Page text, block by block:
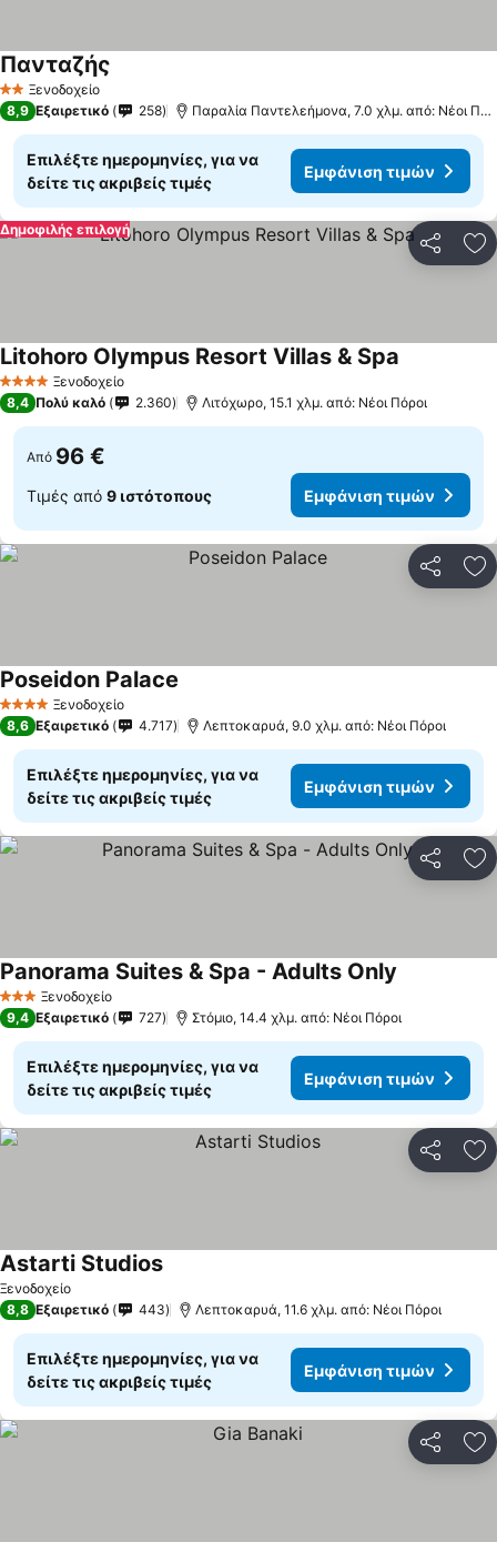
2 ΑστέριαΞενοδοχείο
Πανταζής
8,9 Εξαιρετικό 258 Παραλία Παντελεήμονα, 7.0 χλμ. από: Νέοι
Επιλέξτε ημερομηνίες, για να
δείτε τις ακριβείς τιμές
Εμφάνιση τιμών
Δημοφιλής επιλογή
4 ΑστέριαΞενοδοχείο
Litohoro Olympus Resort Villas & Spa
8,4 Πολύ καλό 2.360 Λιτόχωρο, 15.1 χλμ. από: Νέοι Πόροι
Από 96 €
Τιμές από 9 ιστότοπους Εμφάνιση τιμών
4 ΑστέριαΞενοδοχείο
Poseidon Palace
8,6 Εξαιρετικό 4.717 Λεπτοκαρυά, 9.0 χλμ. από: Νέοι Πόροι
Επιλέξτε ημερομηνίες, για να
δείτε τις ακριβείς τιμές
Εμφάνιση τιμών
3 ΑστέριαΞενοδοχείο
Panorama Suites & Spa - Adults Only
9,4 Εξαιρετικό 727 Στόμιο, 14.4 χλμ. από: Νέοι Πόροι
Επιλέξτε ημερομηνίες, για να
δείτε τις ακριβείς τιμές
Εμφάνιση τιμών
Ξενοδοχείο
Astarti StudiosΕμφάνιση τιμών
8,8 Εξαιρετικό 443 Λεπτοκαρυά, 11.6 χλμ. από: Νέοι Πόροι
Επιλέξτε ημερομηνίες, για να
δείτε τις ακριβείς τιμές
Εμφάνιση τιμών